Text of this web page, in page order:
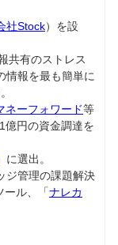
社Stock）を設
共有のストレス
情報を最も簡単に
ネーフォワード等
億円の資金調達を
」に選出。
ジ管理の課題解決
ール、「ナレカ